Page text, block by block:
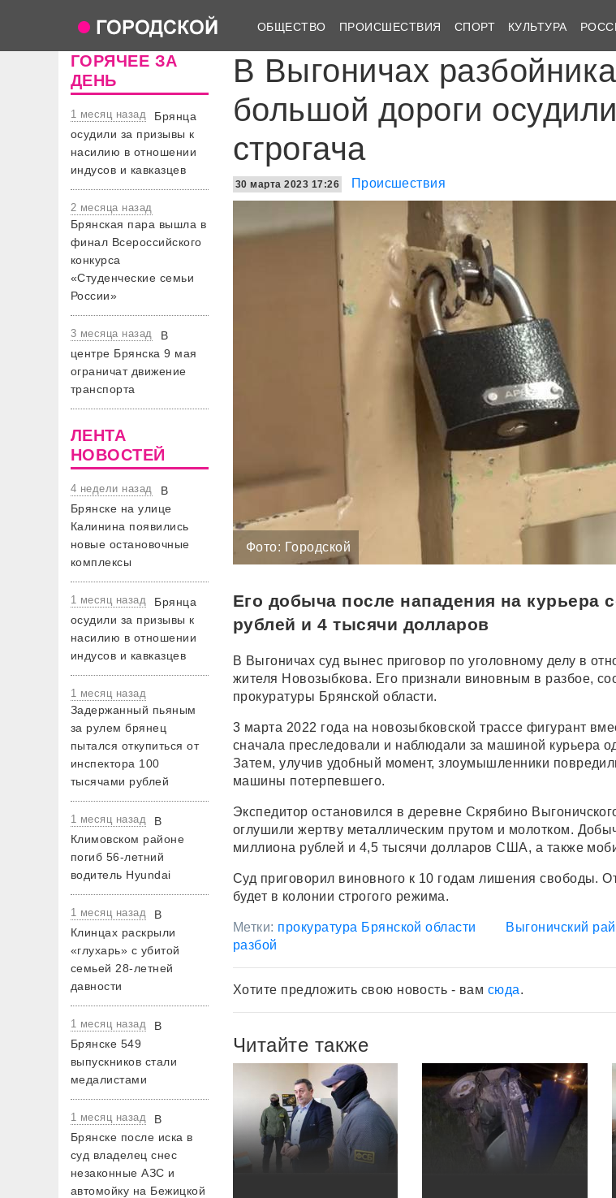
ОБЩЕСТВО ПРОИСШЕСТВИЯ СПОРТ КУЛЬТУРА
ГОРЯЧЕЕ ЗА
ДЕНЬ
1 месяц назад
Брянца
осудили за призывы к
насилию в отношении
индусов и кавказцев
2 месяца назад
Брянская пара вышла в
финал Всероссийского
конкурса
«Студенческие семьи
России»
3 месяца назад
В
центре Брянска 9 мая
ограничат движение
транспорта
ЛЕНТА
НОВОСТЕЙ
4 недели назад
В
Брянске на улице
Калинина появились
новые остановочные
комплексы
1 месяц назад
Брянца
осудили за призывы к
насилию в отношении
индусов и кавказцев
1 месяц назад
Задержанный пьяным
за рулем брянец
пытался откупиться от
инспектора 100
тысячами рублей
1 месяц назад
В
Климовском районе
погиб 56-летний
водитель Hyundai
1 месяц назад
В
Клинцах раскрыли
«глухарь» с убитой
семьей 28-летней
давности
1 месяц назад
В
Брянске 549
выпускников стали
медалистами
1 месяц назад
В
Брянске после иска в
суд владелец снес
незаконные АЗС и
автомойку на Бежицкой
В Выгоничах
большой дороги
строгача
30 марта 2023 17:26 Происшествия
Фото: Городской
Его добыча после нападения на курьера
рублей и 4 тысячи долларов
В Выгоничах суд вынес приговор по уголовному делу в
жителя Новозыбкова. Его признали виновным в разбое,
прокуратуры Брянской области.
3 марта 2022 года на новозыбковской трассе фигурант
сначала преследовали и наблюдали за машиной курьера
Затем, улучив удобный момент, злоумышленники
машины потерпевшего.
Экспедитор остановился в деревне Скрябино
оглушили жертву металлическим прутом и молотком.
миллиона рублей и 4,5 тысячи долларов США, а также
Суд приговорил виновного к 10 годам лишения свободы.
будет в колонии строгого режима.
Метки: прокуратура Брянской области Выгоничский
разбой
Хотите предложить свою новость - вам сюда.
Читайте также